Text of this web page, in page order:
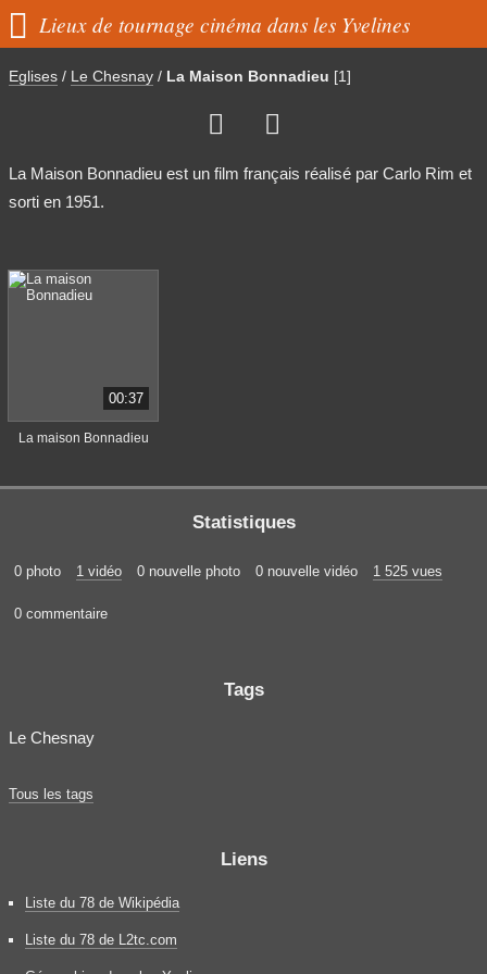
 Lieux de tournage cinéma dans les Yvelines
Eglises / Le Chesnay / La Maison Bonnadieu [1]
 
La Maison Bonnadieu est un film français réalisé par Carlo Rim et
sorti en 1951.
00:37
La maison Bonnadieu
Statistiques
0 photo 1 vidéo 0 nouvelle photo 0 nouvelle vidéo 1 525 vues
0 commentaire
Tags
Le Chesnay
Tous les tags
Liens
Liste du 78 de Wikipédia
Liste du 78 de L2tc.com